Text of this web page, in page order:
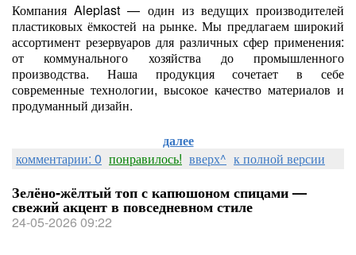
Компания Aleplast — один из ведущих производителей
пластиковых ёмкостей на рынке. Мы предлагаем широкий
ассортимент резервуаров для различных сфер применения:
от коммунального хозяйства до промышленного
производства. Наша продукция сочетает в себе
современные технологии, высокое качество материалов и
продуманный дизайн.
далее
комментарии: 0 понравилось! вверх^ к полной версии
Зелёно‑жёлтый топ с капюшоном спицами —
свежий акцент в повседневном стиле
24-05-2026 09:22